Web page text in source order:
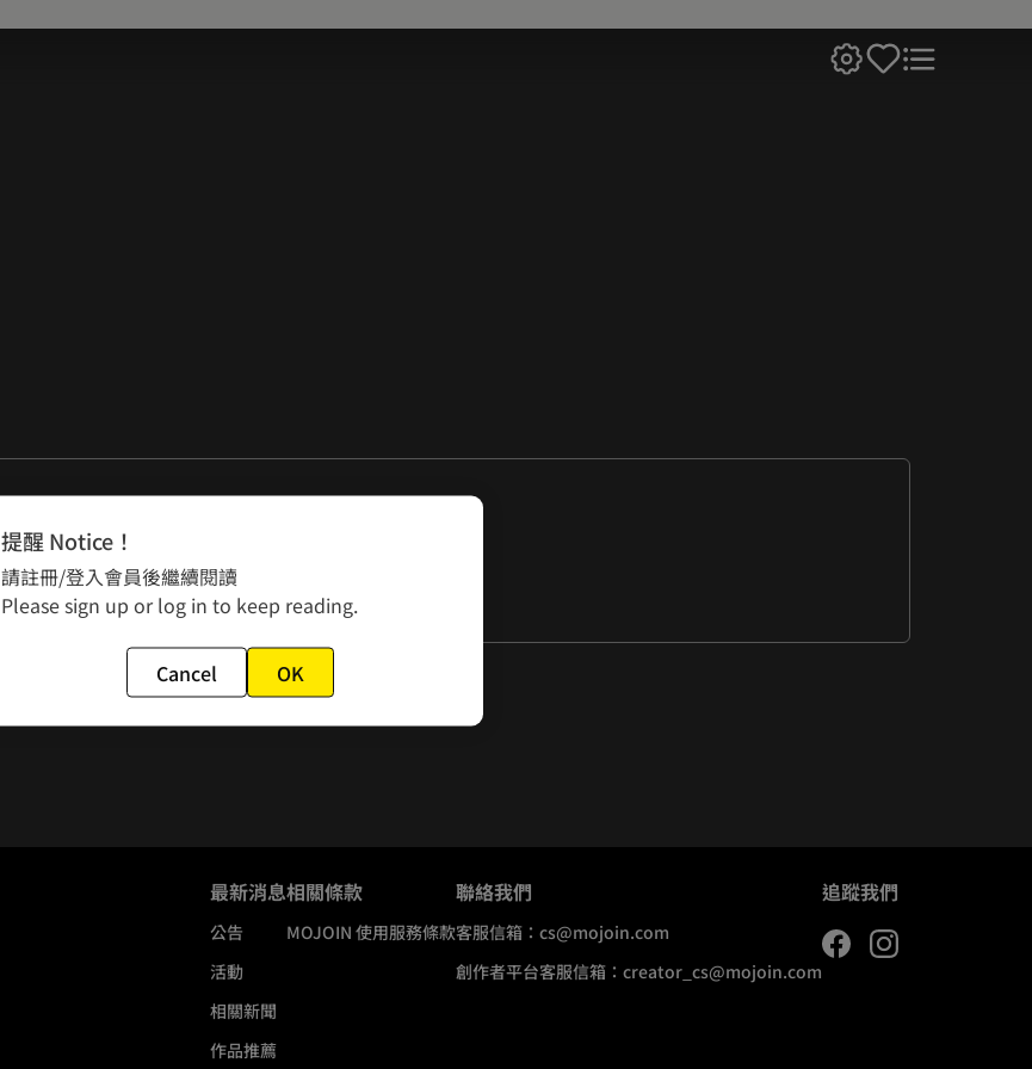
最新消息
公告
活動
相關新聞
作品推薦
相關條款
MOJOIN 使用服務條款
聯絡我們
客服信箱： cs@mojoin.com
創作者平台客服信箱： creator_cs@mojoin.com
追蹤我們
提醒 Notice！
請註冊/登入會員後繼續閱讀
Please sign up or log in to keep reading.
Cancel OK